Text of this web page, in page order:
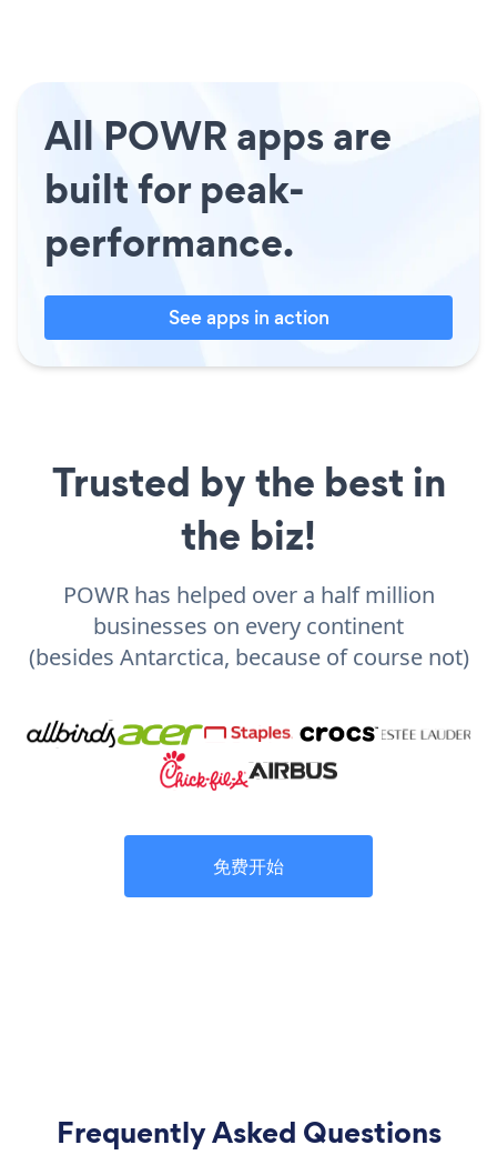
All POWR apps are
built for peak-
performance.
See apps in action
Trusted by the best in
the biz!
POWR has helped over a half million
businesses on every continent
(besides Antarctica, because of course not)
免费开始
Frequently Asked Questions